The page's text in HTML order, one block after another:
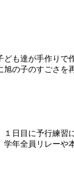
も達が手作り
の子のすごさを
日目に予行練
年全員リレー